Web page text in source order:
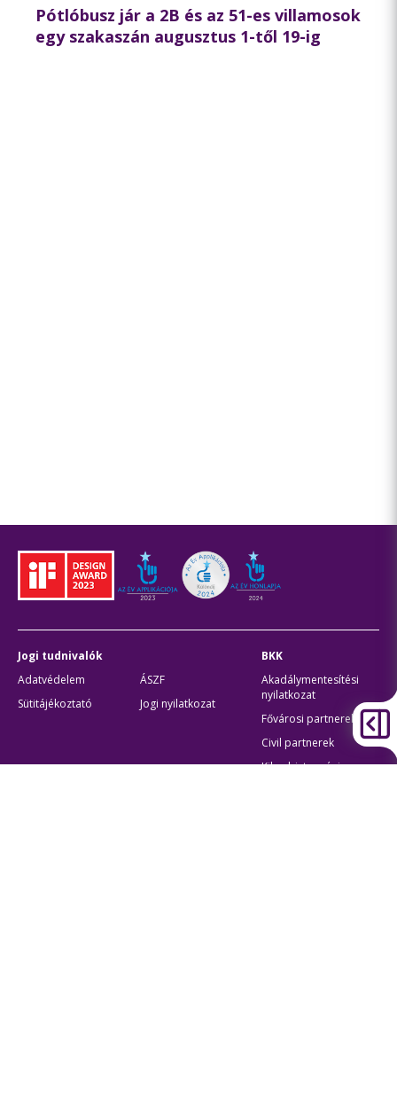
Pótlóbusz jár a 2B és az 51-es villamosok
egy szakaszán augusztus 1-től 19-ig
Jogi tudnivalók
Adatvédelem
ÁSZF
Sütitájékoztató
Jogi nyilatkozat
BKK
Akadálymentesítési
nyilatkozat
Fővárosi partnerek
Civil partnerek
Kiberbiztonsági